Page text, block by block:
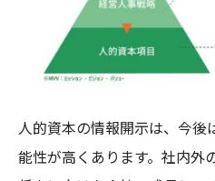
人的資本の情報開示は、今
能性が高くあります。社内外